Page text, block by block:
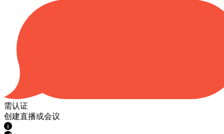
需认证
创建直播或会议